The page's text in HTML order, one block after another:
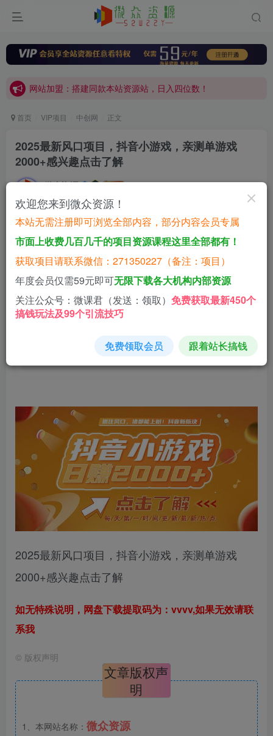
网站加盟：搭建同款本站资源站，日入四位数！
开通会员，无限下载各大机构内部资源，一站式草根创业基地，最新最强网赚教程大全，小投入，大回报！
网站加盟：搭建同款本站资源站，日入四位数！
首页 VIP项目 中创网 正文
2025最新风口项目，抖音小游戏，亲测单游戏
2000+感兴趣点击了解
微众资源
2025最新风口项目，抖音小游戏，亲测单游戏2000+感兴趣点击了解
此内容为付费资源，请付费后查看
微分 1.9微分 19.9
黄金会员免费
立即购买
已售 16
2025最新风口项目，抖音小游戏，亲测单游戏
2000+感兴趣点击了解
如无特殊说明，网盘下载提取码为：vvvv,如果无效请联
系我
© 版权声明
文章版权声
明
1、本网站名称： 微众资源
欢迎您来到微众资源！
本站无需注册即可浏览全部内容，部分内容会员专属
市面上收费几百几千的项目资源课程这里全部都有！
获取项目请联系微信：271350227（备注：项目）
年度会员仅需59元即可无限下载各大机构内部资源
关注公众号：微课君（发送：领取） 免费获取最新450个
搞钱玩法及99个引流技巧
免费领取会员 跟着站长搞钱